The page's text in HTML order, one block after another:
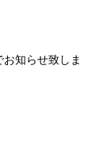
お知らせ致しま